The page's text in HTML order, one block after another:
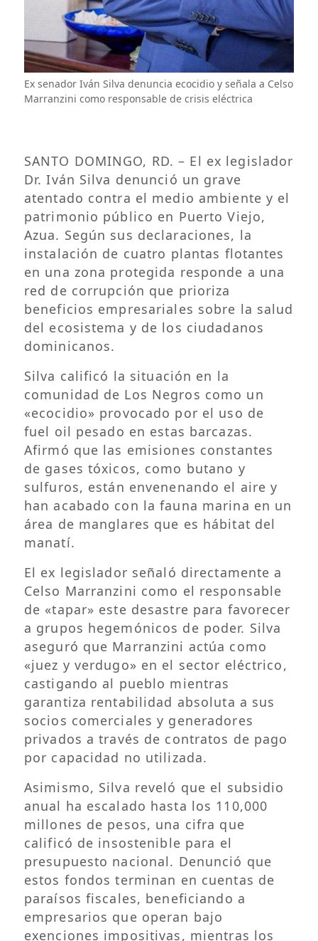
Ex senador Iván Silva denuncia ecocidio y señala a Celso
Marranzini como responsable de crisis eléctrica
​SANTO DOMINGO, RD. – El ex legislador
Dr. Iván Silva denunció un grave
atentado contra el medio ambiente y el
patrimonio público en Puerto Viejo,
Azua. Según sus declaraciones, la
instalación de cuatro plantas flotantes
en una zona protegida responde a una
red de corrupción que prioriza
beneficios empresariales sobre la salud
del ecosistema y de los ciudadanos
dominicanos.
​Silva calificó la situación en la
comunidad de Los Negros como un
«ecocidio» provocado por el uso de
fuel oil pesado en estas barcazas.
Afirmó que las emisiones constantes
de gases tóxicos, como butano y
sulfuros, están envenenando el aire y
han acabado con la fauna marina en un
área de manglares que es hábitat del
manatí.
​El ex legislador señaló directamente a
Celso Marranzini como el responsable
de «tapar» este desastre para favorecer
a grupos hegemónicos de poder. Silva
aseguró que Marranzini actúa como
«juez y verdugo» en el sector eléctrico,
castigando al pueblo mientras
garantiza rentabilidad absoluta a sus
socios comerciales y generadores
privados a través de contratos de pago
por capacidad no utilizada.
​Asimismo, Silva reveló que el subsidio
anual ha escalado hasta los 110,000
millones de pesos, una cifra que
calificó de insostenible para el
presupuesto nacional. Denunció que
estos fondos terminan en cuentas de
paraísos fiscales, beneficiando a
empresarios que operan bajo
exenciones impositivas, mientras los